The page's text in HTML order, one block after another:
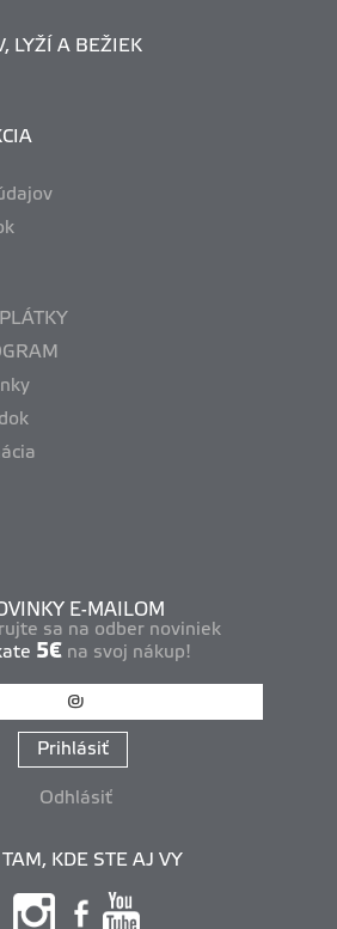
LYŽÍ A BEŽIEK
E-MAILOM
sa na odber noviniek
5€ na svoj nákup!
Prihlásiť
Odhlásiť
KDE STE AJ VY